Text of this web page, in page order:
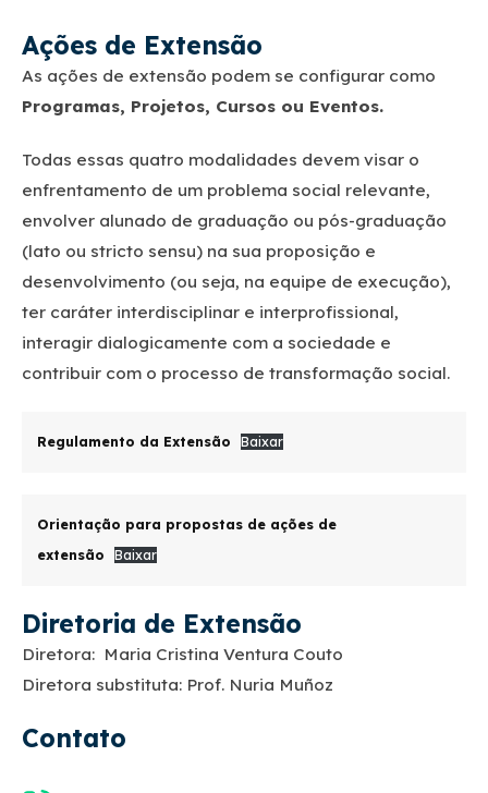
Ações de Extensão
As ações de extensão podem se configurar como
Programas, Projetos, Cursos ou Eventos.
Todas essas quatro modalidades devem visar o
enfrentamento de um problema social relevante,
envolver alunado de graduação ou pós-graduação
(lato ou stricto sensu) na sua proposição e
desenvolvimento (ou seja, na equipe de execução),
ter caráter interdisciplinar e interprofissional,
interagir dialogicamente com a sociedade e
contribuir com o processo de transformação social.
Regulamento da Extensão Baixar
Orientação para propostas de ações de
extensão
Baixar
Diretoria de Extensão
Diretora: Maria Cristina Ventura Couto
Diretora substituta: Prof. Nuria Muñoz
Contato